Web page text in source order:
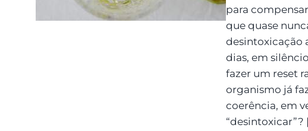
para
que quase
desintoxicação
dias, em
fazer um reset
organismo já
coerência, em
“desintoxicar”?